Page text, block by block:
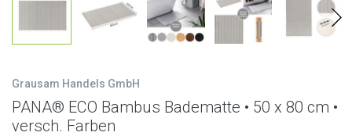
Grausam Handels GmbH
PANA® ECO Bambus Badematte • 50 x 80 cm •
versch. Farben